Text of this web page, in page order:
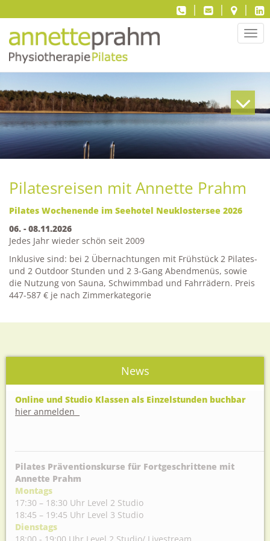
| | |
Pilatesreisen mit Annette Prahm
Pilates Wochenende im Seehotel Neuklostersee 2026
06. - 08.11.2026
Jedes Jahr wieder schön seit 2009
Inklusive sind: bei 2 Übernachtungen mit Frühstück 2 Pilates-
und 2 Outdoor Stunden und 2 3-Gang Abendmenüs, sowie
die Nutzung von Sauna, Schwimmbad und Fahrrädern. Preis
447-587 € je nach Zimmerkategorie
News
Online und Studio Klassen als Einzelstunden buchbar
hier anmelden
Pilates Präventionskurse für Fortgeschrittene mit
Annette Prahm
Montags
17:30 – 18:30 Uhr Level 2 Studio
18:45 – 19:45 Uhr Level 3 Studio
Dienstags